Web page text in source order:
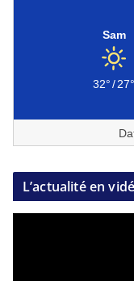
Sam
32°/27°
L’actualité en